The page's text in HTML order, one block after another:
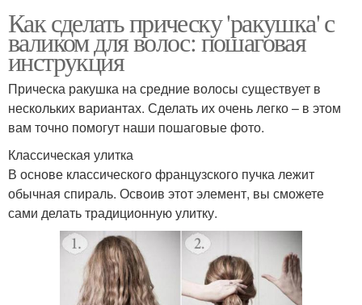
Как сделать прическу 'ракушка' с
валиком для волос: пошаговая
инструкция
Прическа ракушка на средние волосы существует в
нескольких вариантах. Сделать их очень легко – в этом
вам точно помогут наши пошаговые фото.
Классическая улитка
В основе классического французского пучка лежит
обычная спираль. Освоив этот элемент, вы сможете
сами делать традиционную улитку.